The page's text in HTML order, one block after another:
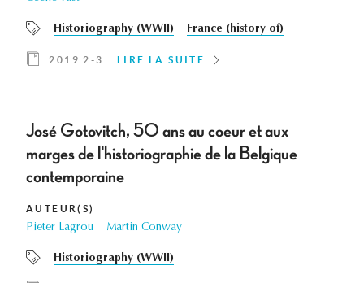
Historiography (WWII) France (history of)
2019 2-3 LIRE LA SUITE
José Gotovitch, 5O ans au coeur et aux
marges de l'historiographie de la Belgique
contemporaine
AUTEUR(S)
Pieter Lagrou Martin Conway
Historiography (WWII)